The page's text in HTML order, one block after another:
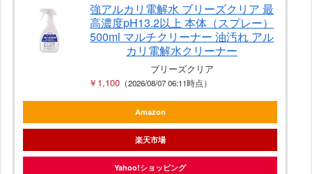
強アルカリ電解水 ブリーズクリア 最
高濃度pH13.2以上 本体（スプレー）
500ml マルチクリーナー 油汚れ アル
カリ電解水クリーナー
ブリーズクリア
￥1,100 （2026/08/07 06:11時点）
Amazon
楽天市場
Yahoo!ショッピング